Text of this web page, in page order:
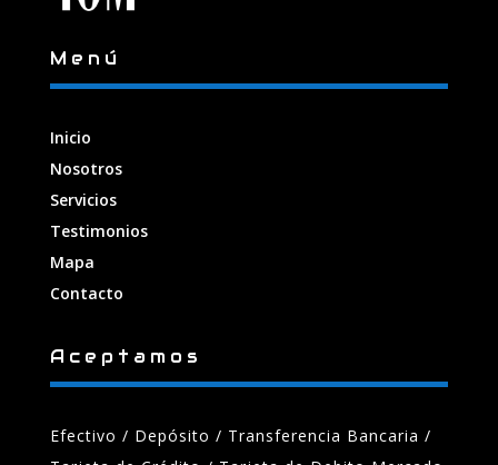
Menú
Inicio
Nosotros
Servicios
Testimonios
Mapa
Contacto
Aceptamos
Efectivo / Depósito / Transferencia Bancaria /